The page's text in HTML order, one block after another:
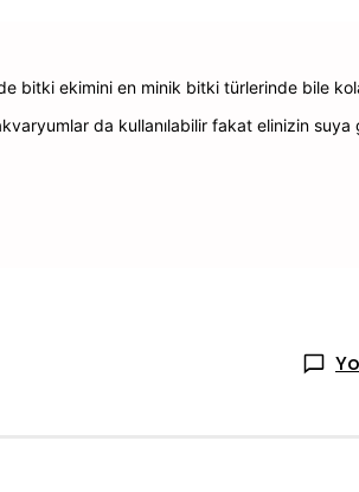
bitki ekimini en minik bitki türlerinde bile
da kullanılabilir fakat elinizin suya